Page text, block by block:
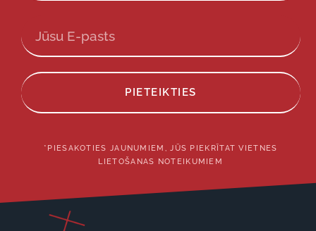
PIETEIKTIES
*PIESAKOTIES JAUNUMIEM, JŪS PIEKRĪTAT VIETNES
LIETOŠANAS NOTEIKUMIEM